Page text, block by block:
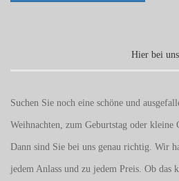
Hier bei uns
Suchen Sie noch eine schöne und
Weihnachten, zum Geburtstag oder kleine
Dann sind Sie bei uns genau richtig. Wir
jedem Anlass und zu jedem Preis. Ob das